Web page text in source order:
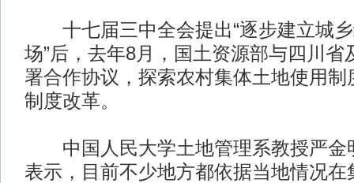
十七届三中全会提出“逐步建立城乡
场”后，去年8月，国土资源部与四川省
署合作协议，探索农村集体土地使用制
制度改革。
中国人民大学土地管理系教授严金
表示，目前不少地方都依据当地情况在